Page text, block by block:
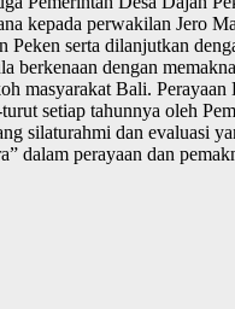
kepada perwakilan Jero
Peken serta dilanjutkan
berkenaan dengan
masyarakat Bali. Perayaan
setiap tahunnya oleh
silaturahmi dan evaluasi
dalam perayaan dan